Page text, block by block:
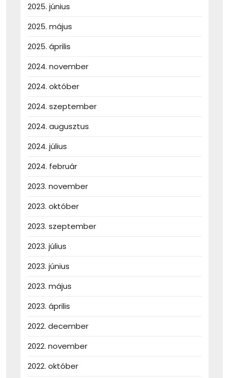
2025. június
2025. május
2025. április
2024. november
2024. október
2024. szeptember
2024. augusztus
2024. július
2024. február
2023. november
2023. október
2023. szeptember
2023. július
2023. június
2023. május
2023. április
2022. december
2022. november
2022. október